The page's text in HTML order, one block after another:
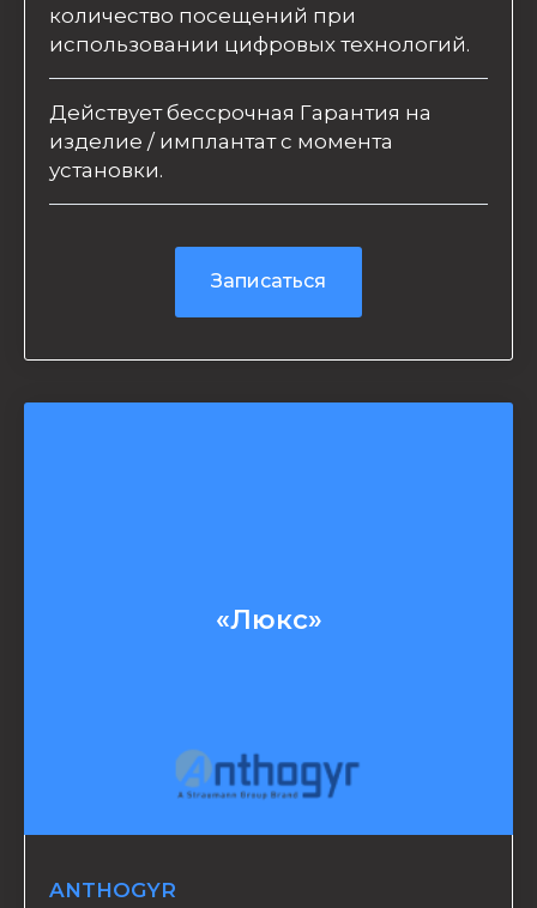
количество посещений при
использовании цифровых технологий.
Действует бессрочная Гарантия на
изделие / имплантат с момента
установки.
Записаться
«Люкс»
ANTHOGYR